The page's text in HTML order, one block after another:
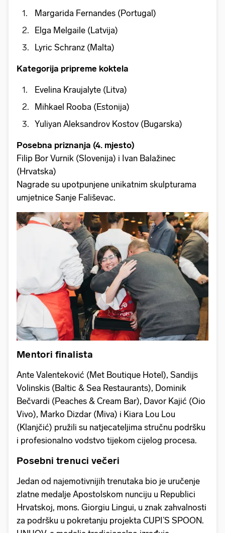
Margarida Fernandes (Portugal)
Elga Melgaile (Latvija)
Lyric Schranz (Malta)
Kategorija pripreme koktela
Evelina Kraujalyte (Litva)
Mihkael Rooba (Estonija)
Yuliyan Aleksandrov Kostov (Bugarska)
Posebna priznanja (4. mjesto)
Filip Bor Vurnik (Slovenija) i Ivan Balažinec
(Hrvatska)
Nagrade su upotpunjene unikatnim skulpturama
umjetnice Sanje Fališevac.
Mentori finalista
Ante Valenteković (Met Boutique Hotel), Sandijs
Volinskis (Baltic & Sea Restaurants), Dominik
Bečvardi (Peaches & Cream Bar), Davor Kajić (Oio
Vivo), Marko Dizdar (Miva) i Kiara Lou Lou
(Klanjčić) pružili su natjecateljima stručnu podršku
i profesionalno vodstvo tijekom cijelog procesa.
Posebni trenuci večeri
Jedan od najemotivnijih trenutaka bio je uručenje
zlatne medalje Apostolskom nunciju u Republici
Hrvatskoj, mons. Giorgiu Lingui, u znak zahvalnosti
za podršku u pokretanju projekta CUPI’S SPOON.